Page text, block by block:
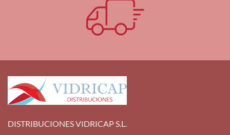
DISTRIBUCIONES VIDRICAP S.L.